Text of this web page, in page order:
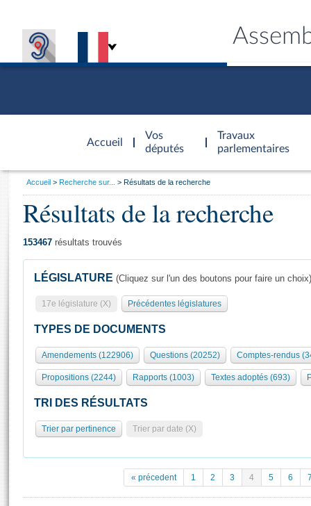
Accueil
d'accueil
Vos
députés
Travaux
parlementaires
Présidence
577 députés
Groupes politiques
Séance publique
Commissions et autres organes
Europe et International
Pétitions
Général
Rôle et pouvoirs de l'Assemblée
Organisation de l'Assemblée
Présidence Conférence des Présidents Bureau Collège des
Statistiques et chiffres clés
Documents de référence
( Constitution | Règlement de l'Assemblée ... )
Visiter l'Assemblée
Visite virtuelle du palais Bourbon
Assister à une séance
Vous
Accueil Recherche sur... Résultats de la recherche
Résultats de la recherche
153467 résultats trouvés
LÉGISLATURE (Cliquez sur l'un des boutons pour faire un choix)
17e législature (X) Précédentes législatures
TYPES DE DOCUMENTS
Amendements (122906) Questions (20252) Comptes-rendus
Propositions (2244) Rapports (1003) Textes adoptés (693)
TRI DES RÉSULTATS
Trier par pertinence Trier par date (X)
« précedent 1 2 3 4 5 6